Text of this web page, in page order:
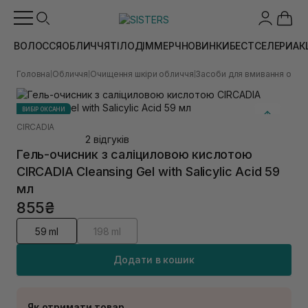
ВОЛОССЯОБЛИЧЧЯТІЛОДІММЕРЧНОВИНКИБЕСТСЕЛЕРИ
Головна Обличчя Очищення шкіри обличчя Засоби для вмивання
ВИБІР ОКСАНИ
CIRCADIA
2 відгуків
Гель-очисник з саліциловою кислотою
CIRCADIA Cleansing Gel with Salicylic Acid 59
мл
855₴
59 ml 198 ml
Додати в кошик